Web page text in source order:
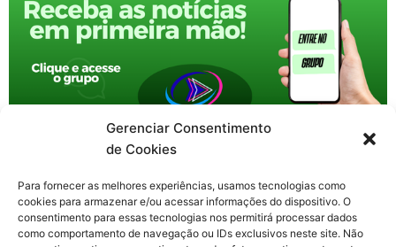
Gerenciar Consentimento
de Cookies
Para fornecer as melhores experiências, usamos tecnologias como
cookies para armazenar e/ou acessar informações do dispositivo. O
consentimento para essas tecnologias nos permitirá processar dados
como comportamento de navegação ou IDs exclusivos neste site. Não